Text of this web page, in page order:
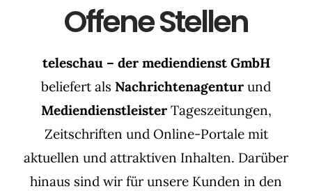
Offene Stellen
teleschau – der mediendienst GmbH
beliefert als Nachrichtenagentur und
MediendienstleisterTageszeitungen,
Zeitschriften und Online-Portale mit
aktuellen und attraktiven Inhalten. Darüber
hinaus sind wir für unsere Kunden in den